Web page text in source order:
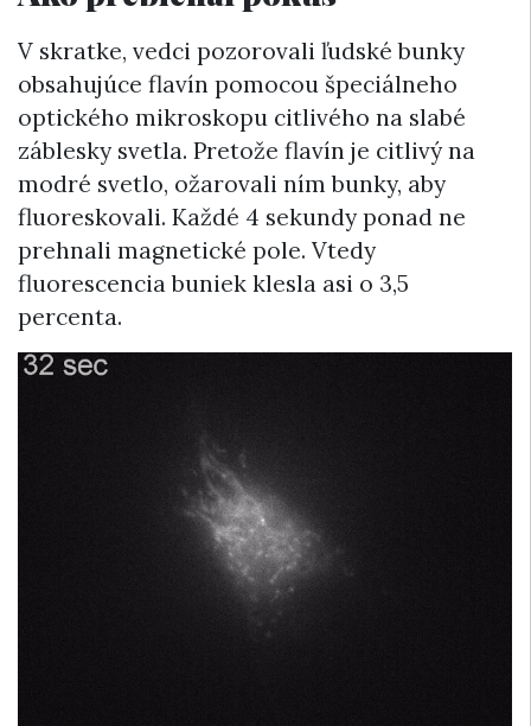
V skratke, vedci pozorovali ľudské bunky
obsahujúce flavín pomocou špeciálneho
optického mikroskopu citlivého na slabé
záblesky svetla. Pretože flavín je citlivý na
modré svetlo, ožarovali ním bunky, aby
fluoreskovali. Každé 4 sekundy ponad ne
prehnali magnetické pole. Vtedy
fluorescencia buniek klesla asi o 3,5
percenta.